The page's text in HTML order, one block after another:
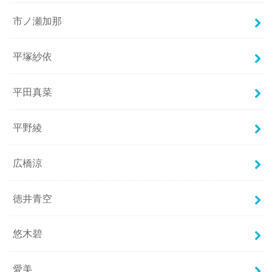
市ノ瀬加那
平塚紗依
平田真菜
平野綾
広橋涼
徳井青空
悠木碧
愛美